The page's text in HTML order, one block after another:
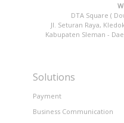
DTA Square (
Jl. Seturan Raya,
Kabupaten Sleman -
Solutions
Payment
Business Communication